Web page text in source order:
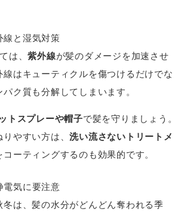
線と湿気対策
は、紫外線が髪のダメージを加速させ
線はキューティクルを傷つけるだけでな
パク質も分解してしまいます。
トスプレーや帽子で髪を守りましょう。
りやすい方は、洗い流さないトリートメ
コーティングするのも効果的です。
電気に要注意
冬は、髪の水分がどんどん奪われる季